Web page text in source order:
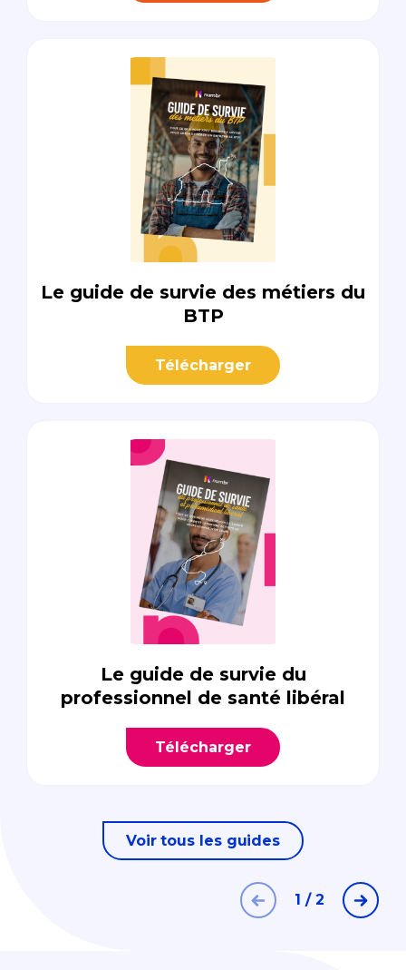
1 / 2
Le guide de survie des métiers du
BTP
Télécharger
Le guide de survie du
professionnel de santé libéral
Télécharger
Voir tous les guides